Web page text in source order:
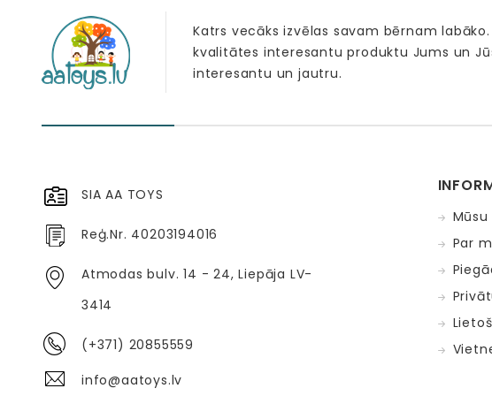
Katrs vecāks izvēlas savam bērnam
kvalitātes interesantu produktu Jums un
interesantu un jautru.
SIA AA TOYS
Reģ.Nr. 40203194016
Atmodas bulv. 14 - 24, Liepāja LV-
3414
(+371) 20855559
info@aatoys.lv
Par